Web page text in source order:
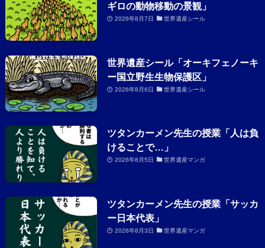
ギロの動物移動の景観」
2026年8月7日 世界遺産シール
世界遺産シール「オーキフェノーキ
ー国立野生生物保護区」
2026年8月6日 世界遺産シール
ツタンカーメン先生の授業「人は負
けることで…」
2026年8月5日 世界遺産マンガ
ツタンカーメン先生の授業「サッカ
ー日本代表」
2026年8月3日 世界遺産マンガ